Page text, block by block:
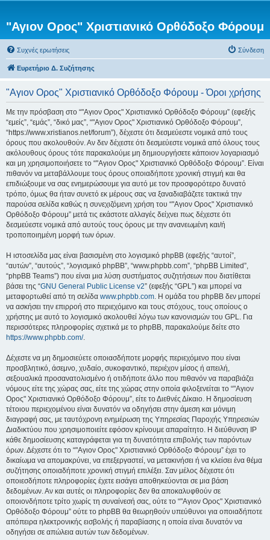
"Αγιον Ορος" Χριστιανικό Ορθόδοξο Φόρουμ
Συχνές ερωτήσεις Σύνδεση
Ευρετήριο Δ. Συζήτησης
"Αγιον Ορος" Χριστιανικό Ορθόδοξο Φόρουμ - Όροι χρήσης
Με την πρόσβαση στο “"Αγιον Ορος" Χριστιανικό Ορθόδοξο Φόρουμ” (εφεξής
“εμείς”, “εμάς”, “δικό μας”, “"Αγιον Ορος" Χριστιανικό Ορθόδοξο Φόρουμ”,
“https://www.xristianos.net/forum”), δέχεστε ότι δεσμεύεστε νομικά από τους
όρους που ακολουθούν. Αν δεν δέχεστε ότι δεσμεύεστε νομικά από όλους τους
ακόλουθους όρους τότε παρακαλούμε μη δημιουργήσετε κάποιον λογαριασμό
και μη χρησιμοποιήσετε το “"Αγιον Ορος" Χριστιανικό Ορθόδοξο Φόρουμ”. Είναι
πιθανόν να μεταβάλλουμε τους όρους οποιαδήποτε χρονική στιγμή και θα
επιδιώξουμε να σας ενημερώσουμε για αυτό με τον προσφορότερο δυνατό
τρόπο, όμως θα ήταν συνετό εκ μέρους σας να ξαναδιαβάζετε τακτικά την
παρούσα σελίδα καθώς η συνεχιζόμενη χρήση του “"Αγιον Ορος" Χριστιανικό
Ορθόδοξο Φόρουμ” μετά τις εκάστοτε αλλαγές δείχνει πως δέχεστε ότι
δεσμεύεστε νομικά από αυτούς τους όρους με την ανανεωμένη και/ή
τροποποιημένη μορφή των όρων.
Η ιστοσελίδα μας είναι βασισμένη στο λογισμικό phpBB (εφεξής “αυτοί”,
“αυτών”, “αυτούς”, “λογισμικό phpBB”, “www.phpbb.com”, “phpBB Limited”,
“phpBB Teams”) που είναι μια λύση συστήματος συζητήσεων που διατίθεται
βάσει της “GNU General Public License v2” (εφεξής “GPL”) και μπορεί να
μεταφορτωθεί από τη σελίδα www.phpbb.com. Η ομάδα του phpBB δεν μπορεί
να ασκήσει την επιρροή στο περιεχόμενο και τους στόχους, τους οποίους ο
χρήστης με αυτό το λογισμικό ακολουθεί λόγω των κανονισμών του GPL. Για
περισσότερες πληροφορίες σχετικά με το phpBB, παρακαλούμε δείτε στο
https://www.phpbb.com/.
Δέχεστε να μη δημοσιεύετε οποιασδήποτε μορφής περιεχόμενο που είναι
προσβλητικό, άσεμνο, χυδαίο, συκοφαντικό, περιέχον μίσος ή απειλή,
σεξουαλικά προσανατολισμένο ή οτιδήποτε άλλο που πιθανόν να παραβιάζει
νόμους είτε της χώρας σας, είτε της χώρας στην οποία φιλοξενείται το “"Αγιον
Ορος" Χριστιανικό Ορθόδοξο Φόρουμ”, είτε το Διεθνές Δίκαιο. Η δημοσίευση
τέτοιου περιεχομένου είναι δυνατόν να οδηγήσει στην άμεση και μόνιμη
διαγραφή σας, με ταυτόχρονη ενημέρωση της Υπηρεσίας Παροχής Υπηρεσιών
Διαδικτύου που χρησιμοποιείτε εφόσον κρίνουμε απαραίτητο. Η διεύθυνση IP
κάθε δημοσίευσης καταγράφεται για τη δυνατότητα επιβολής των παρόντων
όρων. Δέχεστε ότι το “"Αγιον Ορος" Χριστιανικό Ορθόδοξο Φόρουμ” έχει το
δικαίωμα να απομακρύνει, να επεξεργαστεί, να μετακινήσει ή να κλείσει ένα θέμα
συζήτησης οποιαδήποτε χρονική στιγμή επιλέξει. Σαν μέλος δέχεστε ότι
οποιεσδήποτε πληροφορίες έχετε εισάγει αποθηκεύονται σε μια βάση
δεδομένων. Αν και αυτές οι πληροφορίες δεν θα αποκαλυφθούν σε
οποιονδήποτε τρίτο χωρίς τη συναίνεσή σας, ούτε το “"Αγιον Ορος" Χριστιανικό
Ορθόδοξο Φόρουμ” ούτε το phpBB θα θεωρηθούν υπεύθυνοι για οποιαδήποτε
απόπειρα ηλεκτρονικής εισβολής ή παραβίασης η οποία είναι δυνατόν να
οδηγήσει σε απώλεια αυτών των δεδομένων.